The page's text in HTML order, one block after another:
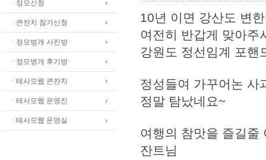
ㆍ정모신청
ㆍ큰잔치 참가신청
ㆍ정모벙개 사진방
ㆍ정모벙개 후기방
ㆍ테사모웹 큰잔치
ㆍ테사모웹 운영진
ㆍ테사모웹 운영실
10년 이면 강산도 변
여전히 반갑게 맞아주
강원도 정선임계 포핸
정성들여 가꾸어논 사
정말 탐났네요~
여행의 참맛을 즐길줄
잔트님